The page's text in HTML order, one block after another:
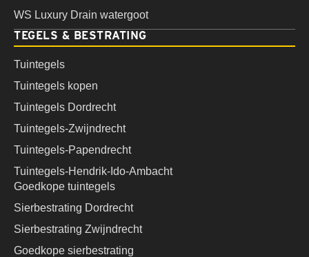
WS Luxury Drain watergoot
TEGELS & BESTRATING
Tuintegels
Tuintegels kopen
Tuintegels Dordrecht
Tuintegels-Zwijndrecht
Tuintegels-Papendrecht
Tuintegels-Hendrik-Ido-Ambacht
Goedkope tuintegels
Sierbestrating Dordrecht
Sierbestrating Zwijndrecht
Goedkope sierbestrating